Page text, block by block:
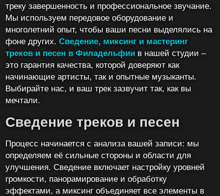
треку завершенность и профессиональное звучание.
Мы используем передовое оборудование и
многолетний опыт, чтобы ваши песни выделялись на
фоне других.Сведение, миксинг и мастеринг
треков и песен в Филадельфии в нашей студии –
это гарантия качества, которой доверяют как
начинающие артисты, так и опытные музыканты.
Выбирайте нас, и ваш трек зазвучит так, как вы
мечтали.
Сведение треков и песен
Процесс начинается с анализа вашей записи: мы
определяем её сильные стороны и области для
улучшения. Сведение включает настройку уровней
громкости, панорамирование и обработку
эффектами, а миксинг объединяет все элементы в